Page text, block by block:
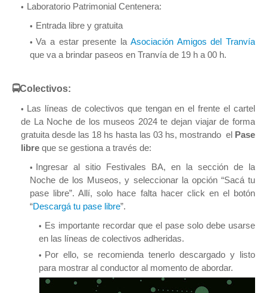
Laboratorio Patrimonial Centenera:
Entrada libre y gratuita
Va a estar presente la Asociación Amigos del Tranvía
que va a brindar paseos en Tranvía de 19 h a 00 h.
🚍Colectivos:
Las líneas de colectivos que tengan en el frente el cartel
de La Noche de los museos 2024 te dejan viajar de forma
gratuita desde las 18 hs hasta las 03 hs, mostrando el Pase
libre que se gestiona a través de:
Ingresar al sitio Festivales BA, en la sección de la
Noche de los Museos, y seleccionar la opción “Sacá tu
pase libre”. Allí, solo hace falta hacer click en el botón
“Descargá tu pase libre”.
Es importante recordar que el pase solo debe usarse
en las líneas de colectivos adheridas.
Por ello, se recomienda tenerlo descargado y listo
para mostrar al conductor al momento de abordar.